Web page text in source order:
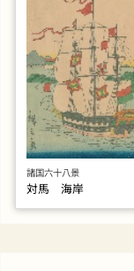
諸国六十八景
対馬 海岸